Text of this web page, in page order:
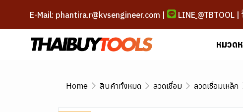
E-Mail: phantira.r@kvsengineer.com | LINE @TBTOOL|
หมวด
Home สินค้าทั้งหมด ลวดเชื่อม ลวดเชื่อมเหล็ก